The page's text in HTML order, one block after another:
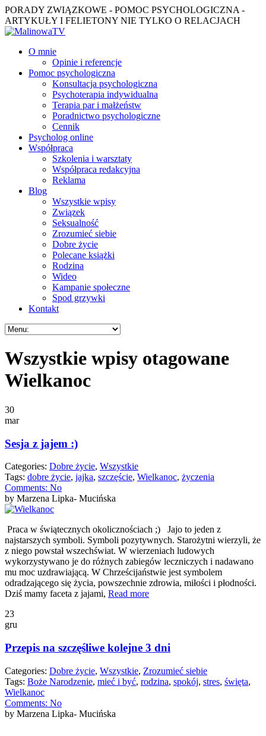
PORADY ZWIĄZKOWE - POMOC PSYCHOLOGICZNA -
ARTYKUŁY I FELIETONY NIE TYLKO O RELACJACH
O mnie
Opinie i referencje
Pomoc psychologiczna
Konsultacja psychologiczna
Psychoterapia indywidualna
Terapia par i małżeństw
Poradnictwo psychologiczne
Cennik
Psycholog online
Współpraca
Szkolenia i warsztaty
Współpraca redakcyjna
Reklama
Blog
Wszystkie wpisy
Związek
Seksualność
Zrozumieć siebie
Dobre życie
Polecane książki
Rodzina
Wideo
Kampanie społeczne
Spod grzywki
Kontakt
Wszystkie wpisy otagowane
Wielkanoc
30
mar
Sesja z jajem :)
Categories: Dobre życie, Wszystkie
Tags: dobre życie, jajka, szczęście, Wielkanoc, życzenia
Comments: No
by Marzena Lipka- Mucińska
Praca w świątecznych okolicznościach ;) Jajo to jeden z
najstarszych symboli. Symboli pozytywnych. Starożytni wierzyli, że
z niego powstał wszechświat. W wierzeniach ludowych
wykorzystywano je do różnych zabiegów leczniczych i nadawano
mu moc uzdrawiającą. W Chrześcijaństwie jest symbolem
odradzającego się życia, powszechnie zdrowia, miłości i płodności.
Dziś mamy faceta z jajami, Read more
23
gru
Przepis na szczęśliwe kolejne 3 dni
Categories: Dobre życie, Wszystkie, Zrozumieć siebie
Tags: Boże Narodzenie, mieć i być, rodzina, spokój, stres, święta,
Wielkanoc
Comments: No
by Marzena Lipka- Mucińska